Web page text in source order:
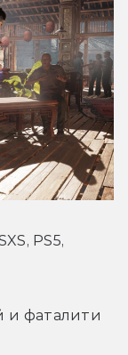
PS5,
и фаталити